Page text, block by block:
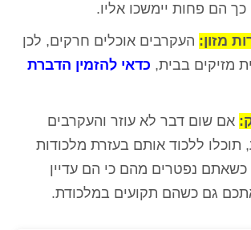
הם פחות יימשכו אליו.
העקרבים אוכלים חרקים, לכן
מזיקים בבית, כדאי להזמין הדברת
אם שום דבר לא עוזר והעקרבים
תוכלו ללכוד אותם בעזרת מלכודות
כשאתם נפטרים מהם כי הם עדיין
גם כשהם תקועים במלכודת.